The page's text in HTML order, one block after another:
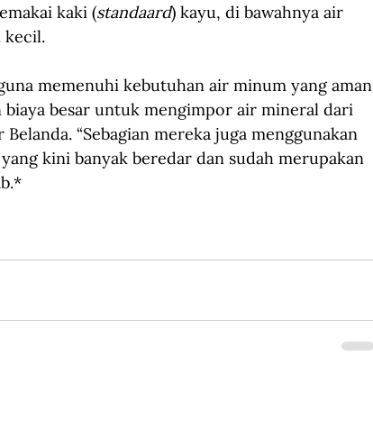
kaki (standaard) kayu, di bawahnya air
kecil.
memenuhi kebutuhan air minum yang aman
biaya besar untuk mengimpor air mineral dari
“Sebagian mereka juga menggunakan
kini banyak beredar dan sudah merupakan
.*